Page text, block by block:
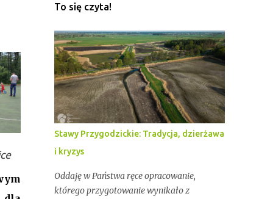
To się czyta!
Stawy Przygodzickie: Tradycja, dzierżawa
i kryzys
Oddaję w Państwa ręce opracowanie,
którego przygotowanie wynikało z